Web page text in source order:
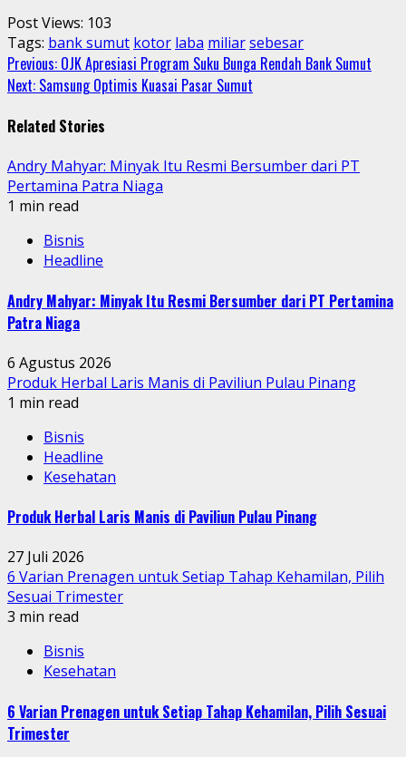
Post Views: 103
Tags: bank sumut kotor laba miliarsebesar
Continue
Reading
Previous: OJK Apresiasi Program Suku Bunga Rendah Bank Sumut
Next: Samsung Optimis Kuasai Pasar Sumut
Related Stories
Andry Mahyar: Minyak Itu Resmi Bersumber dari PT
Pertamina Patra Niaga
1 min read
Bisnis
Headline
Andry Mahyar: Minyak Itu Resmi Bersumber dari PT Pertamina
Patra Niaga
6 Agustus 2026
Produk Herbal Laris Manis di Paviliun Pulau Pinang
1 min read
Bisnis
Headline
Kesehatan
Produk Herbal Laris Manis di Paviliun Pulau Pinang
27 Juli 2026
6 Varian Prenagen untuk Setiap Tahap Kehamilan, Pilih
Sesuai Trimester
3 min read
Bisnis
Kesehatan
6 Varian Prenagen untuk Setiap Tahap Kehamilan, Pilih Sesuai
Trimester